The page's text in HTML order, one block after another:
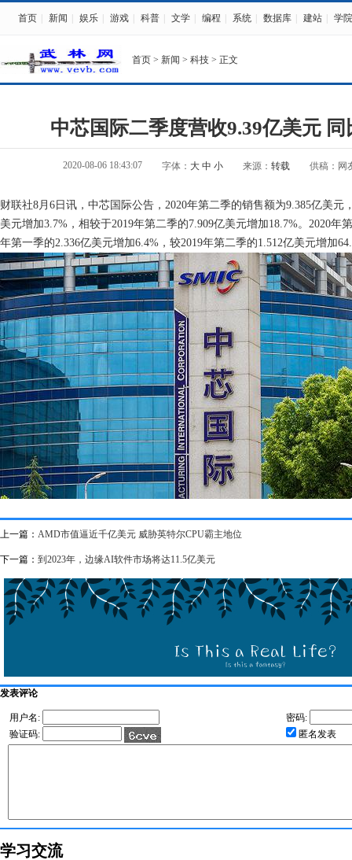
首页 新闻 娱乐 游戏 科普 文学 编程 系统 数据库 建站 学院
首页 > 新闻 > 科技 > 正文
中芯国际二季度营收9.39亿美元
2020-08-06 18:43:07 字体： 大 中 小 来源： 转载 供稿：网
财联社8月6日讯，中芯国际公告，2020年第二季的销售额为9.385亿美元
美元增加3.7%，相较于2019年第二季的7.909亿美元增加18.7%。2020年
年第一季的2.336亿美元增加6.4%，较2019年第二季的1.512亿美元增加
上一篇： AMD市值逼近千亿美元 威胁英特尔CPU霸主地位
下一篇： 到2023年，边缘AI软件市场将达11.5亿美元
发表评论
用户名:
密码:
验证码:
匿名发表
学习交流